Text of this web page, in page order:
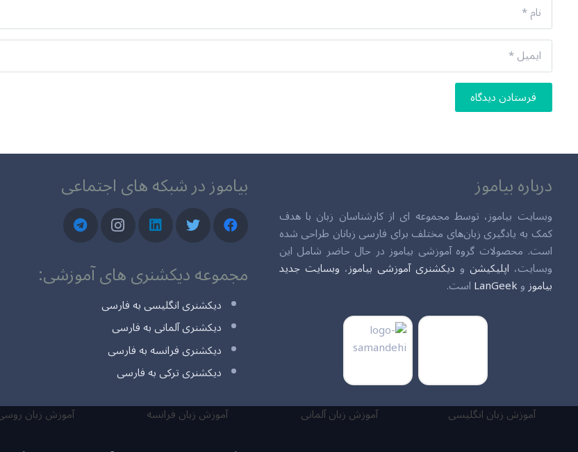
فرستادن دیدگاه
درباره بیاموز
وبسایت بیاموز، توسط مجموعه ای از کارشناسان زبان با هدف
کمک به یادگیری زبان‌های مختلف برای فارسی زبانان طراحی شده
است. محصولات گروه آموزشی بیاموز در حال حاضر شامل این
وبسایت، اپلیکیشن و دیکشنری آموزشی بیاموز، وبسایت جدید
بیاموزوLanGeekاست.
بیاموز در شبکه های اجتماعی
مجموعه دیکشنری های آموزشی:
دیکشنری انگلیسی به فارسی
دیکشنری آلمانی به فارسی
دیکشنری فرانسه به فارسی
دیکشنری ترکی به فارسی
آموزش زبان انگلیسی آموزش زبان آلمانی آموزش زبان فرانسه آموزش زبان